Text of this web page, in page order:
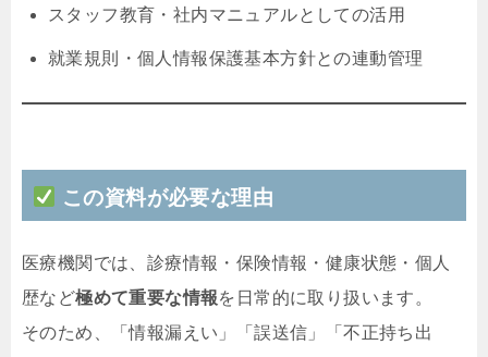
スタッフ教育・社内マニュアルとしての活用
就業規則・個人情報保護基本方針との連動管理
この資料が必要な理由
医療機関では、診療情報・保険情報・健康状態・個人
歴など極めて重要な情報を日常的に取り扱います。
そのため、「情報漏えい」「誤送信」「不正持ち出